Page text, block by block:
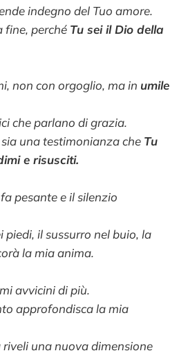
indegno del Tuo amore.
fine, perché Tu sei il Dio della
non con orgoglio, ma in umile
che parlano di grazia.
sia una testimonianza che Tu
e risusciti.
pesante e il silenzio
piedi, il sussurro nel buio, la
la mia anima.
avvicini di più.
approfondisca la mia
riveli una nuova dimensione